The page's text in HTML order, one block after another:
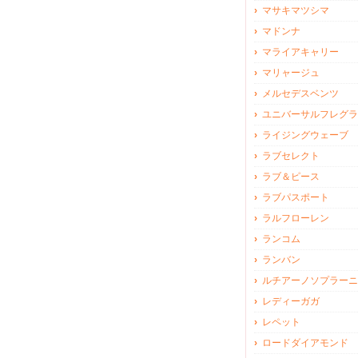
マサキマツシマ
マドンナ
マライアキャリー
マリャージュ
メルセデスベンツ
ユニバーサルフレグ
ライジングウェーブ
ラブセレクト
ラブ＆ピース
ラブパスポート
ラルフローレン
ランコム
ランバン
ルチアーノソプラーニ
レディーガガ
レペット
ロードダイアモンド